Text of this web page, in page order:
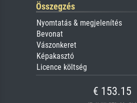
Összegzés
Nyomtatás & megjelenítés
Bevonat
Vászonkeret
Képakasztó
Licence költség
€ 153.15